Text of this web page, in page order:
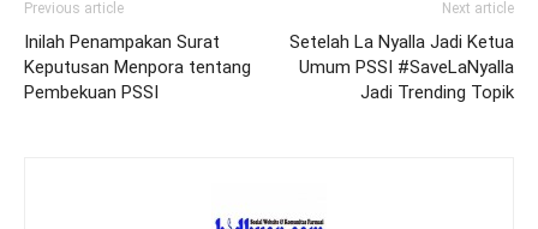
Previous article
Inilah Penampakan Surat
Keputusan Menpora tentang
Pembekuan PSSI
Next article
Setelah La Nyalla Jadi Ketua
Umum PSSI #SaveLaNyalla
Jadi Trending Topik